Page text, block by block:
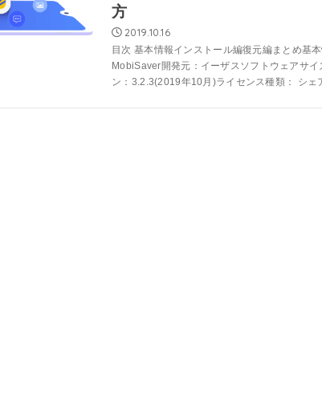
方
2019.10.16
目次 基本情報インストール編復元編まとめ基
MobiSaver開発元：イーザスソフトウェアサイ
ン：3.2.3(2019年10月)ライセンス種類： シェ